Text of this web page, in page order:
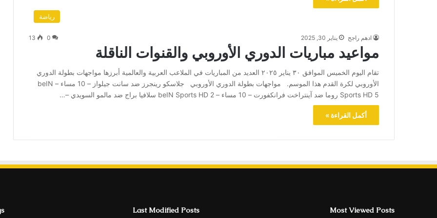
رياضة
ادهم راجح يناير 30, 2025 0
13
مواعيد مباريات الدوري الأوروبي والقنوات الناقلة
تقام اليوم الخميس الموافق ٣٠ يناير ٢٠٢٥ العديد من المباريات في الملاعب العربية والعالمية أبرزها مواجهات بطولة الدوري
الأوروبي لكرة القدم هذا الموسم. مواجهات بطولة الدوري الأوروبي جلاسكو رينجرز ضد سانت جيلواز – 10 مساء – beIN
Sports HD 5 روما ضد آينتراخت فرانكفورت – 10 مساء – beIN Sports HD 2 سلافيا براج ضد مالمو السويدي –…
أكمل القراءة »
Most Viewed Posts
Last Modified Posts